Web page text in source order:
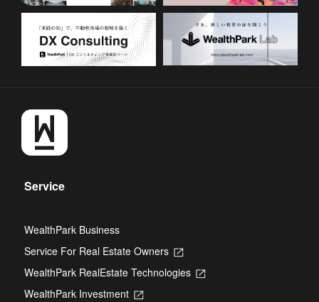
Service
WealthPark Business
Service For Real Estate Owners
Opens
a
WealthPark RealEstate Technologies
Opens
WealthPark Investment
Opens